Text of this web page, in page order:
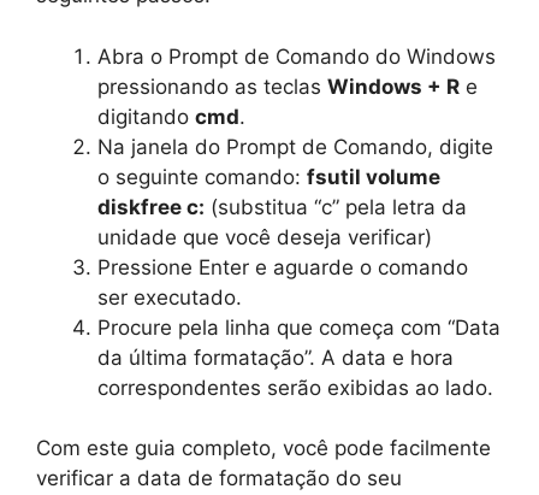
Abra o Prompt de Comando do Windows
pressionando as teclas Windows + R e
digitando cmd.
Na janela do Prompt de Comando, digite
o seguinte comando: fsutil volume
diskfree c: (substitua “c” pela letra da
unidade que você deseja verificar)
Pressione Enter e aguarde o comando
ser executado.
Procure pela linha que começa com “Data
da última formatação”. A data e hora
correspondentes serão exibidas ao lado.
Com este guia completo, você pode facilmente
verificar a data de formatação do seu